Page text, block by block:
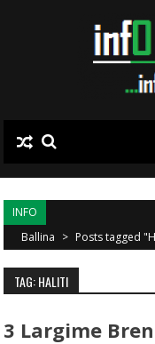
INFO
Ballina > Posts tagged
TAG: HALITI
3 Largime